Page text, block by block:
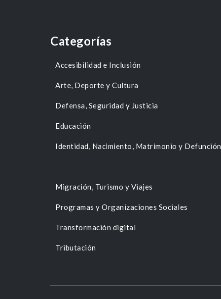
Categorías
Accesibilidad e Inclusión
Arte, Deporte y Cultura
Defensa, Seguridad y Justicia
Educación
Identidad, Nacimiento, Matrimonio y Defunción
Migración, Turismo y Viajes
Programas y Organizaciones Sociales
Transformación digital
Tributación